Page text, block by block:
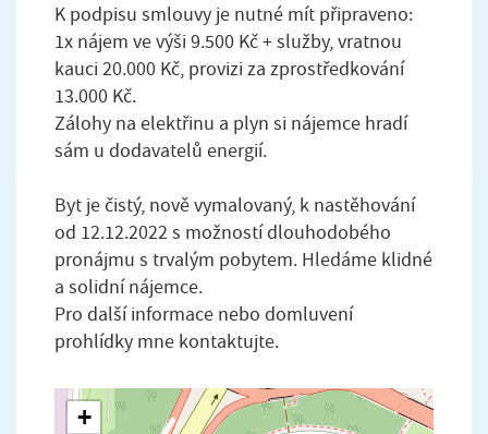
K podpisu smlouvy je nutné mít připraveno:
1x nájem ve výši 9.500 Kč + služby, vratnou
kauci 20.000 Kč, provizi za zprostředkování
13.000 Kč.
Zálohy na elektřinu a plyn si nájemce hradí
sám u dodavatelů energií.
Byt je čistý, nově vymalovaný, k nastěhování
od 12.12.2022 s možností dlouhodobého
pronájmu s trvalým pobytem. Hledáme klidné
a solidní nájemce.
Pro další informace nebo domluvení
prohlídky mne kontaktujte.
+